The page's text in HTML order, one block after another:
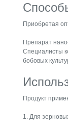
Приобретая
Препарат
Специалисты
бобовых
Продукт
1. Для